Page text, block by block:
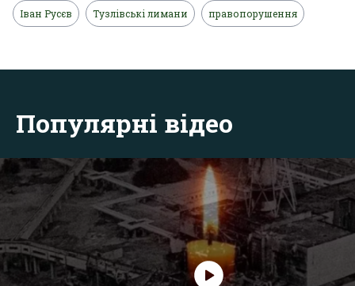
Іван Русєв Тузлівські лимани правопорушення
Популярні відео